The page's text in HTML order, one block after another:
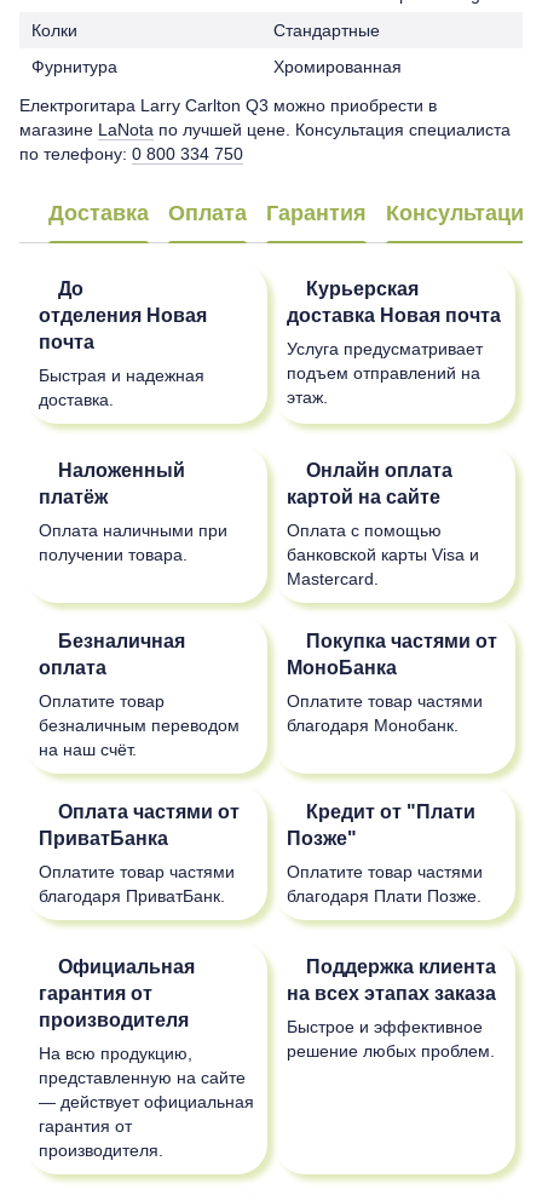
Колки
Стандартные
Фурнитура
Хромированная
Електрогитара Larry Carlton Q3 можно приобрести в
магазине LaNota по лучшей цене. Консультация специалиста
по телефону: 0 800 334 750
Доставка Оплата Гарантия Консультация
До
отделения Новая
почта
Быстрая и надежная
доставка.
Курьерская
доставка Новая почта
Услуга предусматривает
подъем отправлений на
этаж.
Наложенный
платёж
Оплата наличными при
получении товара.
Онлайн оплата
картой на сайте
Оплата с помощью
банковской карты Visa и
Mastercard.
Безналичная
оплата
Оплатите товар
безналичным переводом
на наш счёт.
Покупка частями от
МоноБанка
Оплатите товар частями
благодаря Монобанк.
Оплата частями от
ПриватБанка
Оплатите товар частями
благодаря ПриватБанк.
Кредит от "Плати
Позже"
Оплатите товар частями
благодаря Плати Позже.
Официальная
гарантия от
производителя
На всю продукцию,
представленную на сайте
— действует официальная
гарантия от
производителя.
Поддержка клиента
на всех этапах заказа
Быстрое и эффективное
решение любых проблем.